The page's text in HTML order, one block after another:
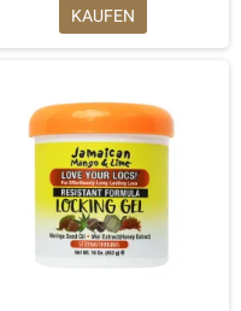
KAUFEN